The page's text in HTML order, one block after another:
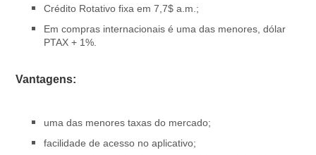
Crédito Rotativo fixa em 7,7$ a.m.;
Em compras internacionais é uma das menores, dólar
PTAX + 1%.
Vantagens:
uma das menores taxas do mercado;
facilidade de acesso no aplicativo;